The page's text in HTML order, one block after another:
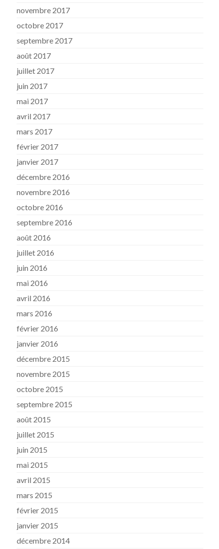
novembre 2017
octobre 2017
septembre 2017
août 2017
juillet 2017
juin 2017
mai 2017
avril 2017
mars 2017
février 2017
janvier 2017
décembre 2016
novembre 2016
octobre 2016
septembre 2016
août 2016
juillet 2016
juin 2016
mai 2016
avril 2016
mars 2016
février 2016
janvier 2016
décembre 2015
novembre 2015
octobre 2015
septembre 2015
août 2015
juillet 2015
juin 2015
mai 2015
avril 2015
mars 2015
février 2015
janvier 2015
décembre 2014